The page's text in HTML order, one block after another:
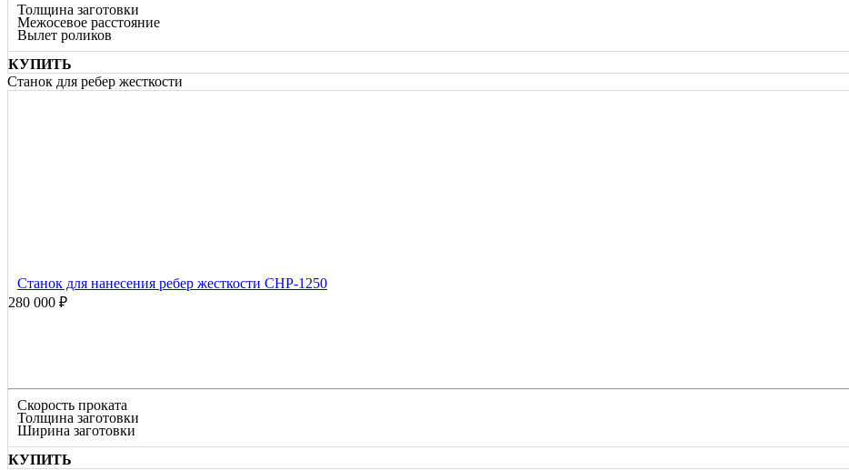
Толщина заготовки
Межосевое расстояние
Вылет роликов
КУПИТЬ
Станок для ребер жесткости
Станок для нанесения ребер жесткости СНР-1250
280 000 ₽
Скорость проката
Толщина заготовки
Ширина заготовки
КУПИТЬ